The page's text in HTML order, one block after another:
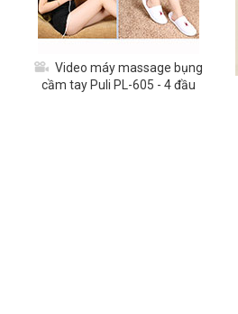
Video máy massage bụng
cầm tay Puli PL-605 - 4 đầu